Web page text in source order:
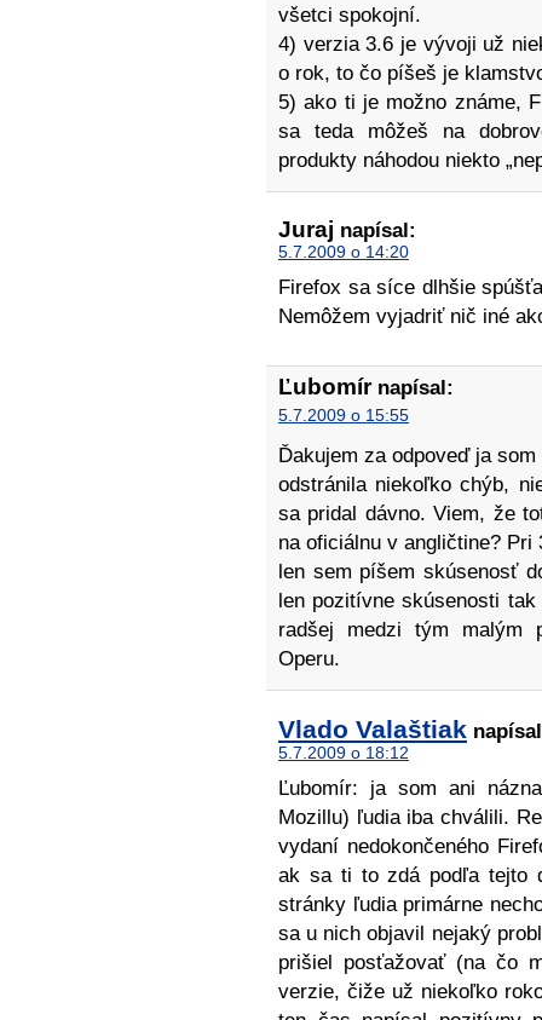
všetci spokojní.
4) verzia 3.6 je vývoji už
o rok, to čo píšeš je
5) ako ti je možno známe,
sa teda môžeš na
produkty náhodou niekto
Juraj napísal:
5.7.2009 o 14:20
Firefox sa síce dlhšie
Nemôžem vyjadriť nič iné
Ľubomírnapísal:
5.7.2009 o 15:55
Ďakujem za odpoveď ja
odstránila niekoľko chýb,
sa pridal dávno. Viem, že
na oficiálnu v angličtine? Pri
len sem píšem skúsenosť
len pozitívne skúsenosti
radšej medzi tým malým
Operu.
Vlado Valaštiak
5.7.2009 o 18:12
Ľubomír: ja som ani
Mozillu) ľudia iba chválili.
vydaní nedokončeného
ak sa ti to zdá podľa tejto
stránky ľudia primárne
sa u nich objavil nejaký
prišiel posťažovať (na čo
verzie, čiže už niekoľko